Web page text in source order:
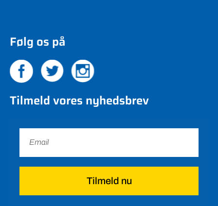
Følg os på
Tilmeld vores nyhedsbrev
Tilmeld nu